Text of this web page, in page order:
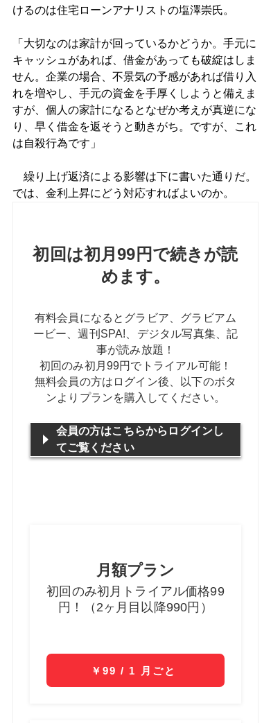
けるのは住宅ローンアナリストの塩澤崇氏。
「大切なのは家計が回っているかどうか。手元に
キャッシュがあれば、借金があっても破綻はしま
せん。企業の場合、不景気の予感があれば借り入
れを増やし、手元の資金を手厚くしようと備えま
すが、個人の家計になるとなぜか考えが真逆にな
り、早く借金を返そうと動きがち。ですが、これ
は自殺行為です」
繰り上げ返済による影響は下に書いた通りだ。